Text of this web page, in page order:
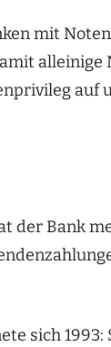
mit
alleinige
auf
der Bank
sich